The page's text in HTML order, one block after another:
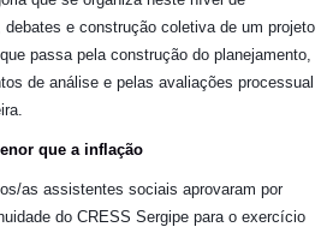
e construção coletiva de um projeto
passa pela construção do planejamento,
de análise e pelas avaliações processual
que a inflação
as assistentes sociais aprovaram por
do CRESS Sergipe para o exercício